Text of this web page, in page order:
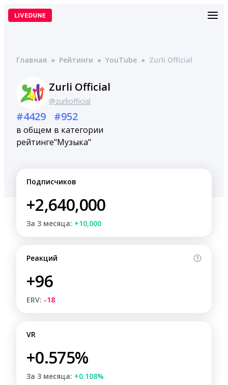
Перейти
Главная ● Рейтинги ● YouTube ● Zurli Official
Zurli Official
@zurliofficial
#4429
в общем
рейтинге
#952
в категории
"Музыка"
Подписчиков
+2,640,000
За 3 месяца: +10,000
Реакций
+96
ERV: -18
VR
+0.575%
За 3 месяца: +0.108%